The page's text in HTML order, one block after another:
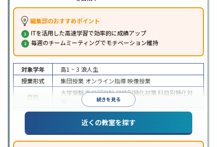
編集部のおすすめポイント
ITを活用した高速学習で効率的に成績アップ
毎週のチームミーティングでモチベーション維持
続きを見る
対象学年 高1 ~ 3 浪人生
授業形式
集団授業 オンライン指導映像授業
目的
大学受験医学部受験学校別特化対策科目別特化対
特待生・奨学金制度あり授業の振替可能学習に
PC・タブレットを利用1科目から受講可能
習のみの受講可
※2024年6月調査。大学受験塾・予備校のアンケート調査方法を参照
近くの教室を探す